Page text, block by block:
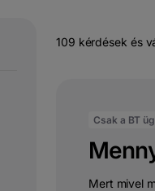
109 kérdések és
Csak a BT
Mert mivel